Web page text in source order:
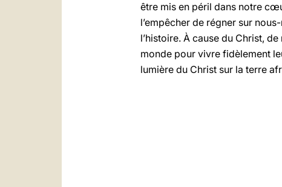
être mis en péril dans notre
l’empêcher de régner sur
l’histoire. À cause du Christ,
monde pour vivre fidèlement
lumière du Christ sur la terre